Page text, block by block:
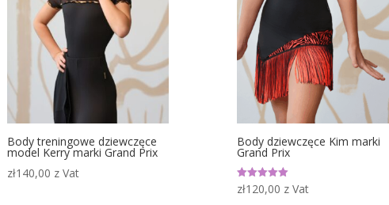
Body treningowe dziewczęce
model Kerry marki Grand Prix
zł140,00 z Vat
Body dziewczęce Kim marki
Grand Prix
Oceniono
5.00
zł120,00 z Vat